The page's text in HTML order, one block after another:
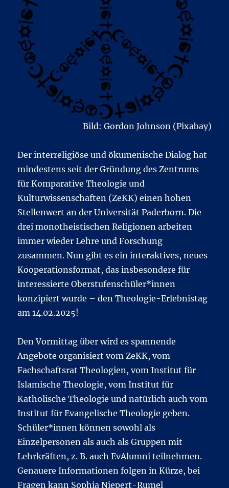
Bild: Gordon Johnson (Pixabay)
Der interreligiöse und ökumenische Dialog hat
mindestens seit der Gründung des Zentrums
für Komparative Theologie und
Kulturwissenschaften (ZeKK) einen hohen
Stellenwert an der Universität Paderborn. Die
drei monotheistischen Religionen arbeiten
immer wieder Lehre und Forschung
zusammen. Nun gibt es ein interaktives, neues
Kooperationsformat, das insbesondere für
interessierte Oberstufenschüler*innen
konzipiert wurde – den Theologie-Erlebnistag
am 14.02.2025!
Den Vormittag über wird es spannende
Angebote organisiert vom ZeKK, vom
Fachschaftsrat Theologien, vom Institut für
Islamische Theologie, vom Institut für
Katholische Theologie und natürlich auch vom
Institut für Evangelische Theologie geben.
Schüler*innen können sowohl als
Einzelpersonen als auch als Gruppen mit
Lehrkräften, z. B. auch EvAlumni teilnehmen.
Genauere Informationen folgen in Kürze, bei
Fragen kann Sophia Niepert-Rumel